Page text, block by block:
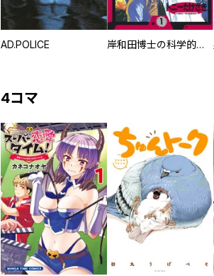
AD.POLICE 岸和田博士の科学的愛情
4コマ